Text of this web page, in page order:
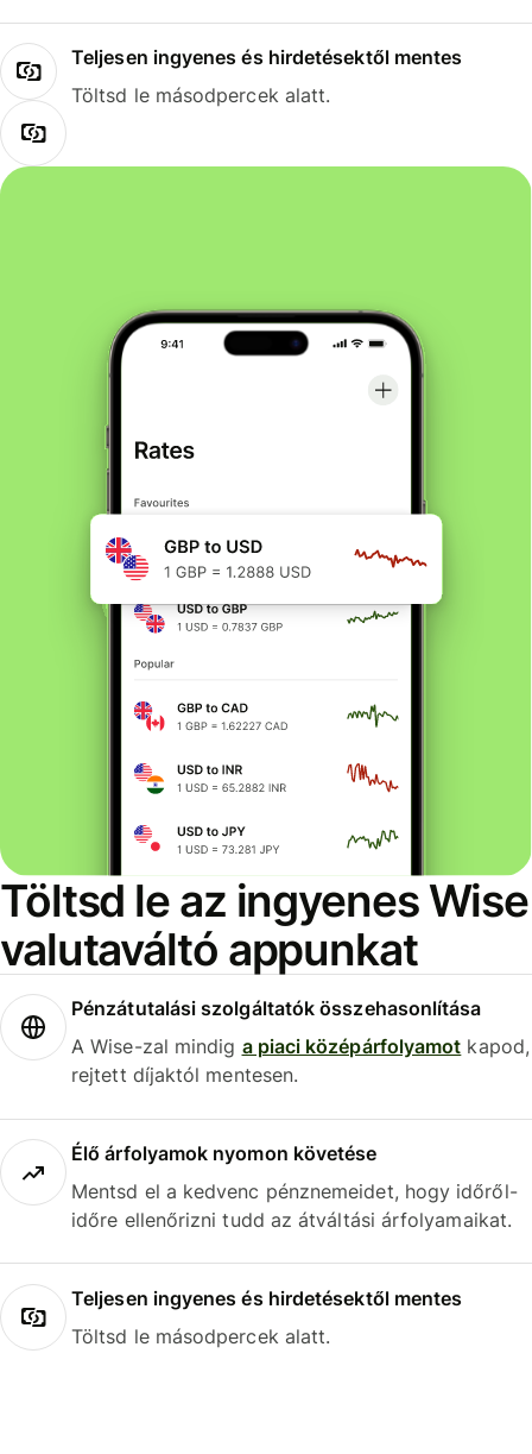
Teljesen ingyenes és hirdetésektől mentes
Töltsd le másodpercek alatt.
Töltsd le az ingyenes Wise
valutaváltó appunkat
Pénzátutalási szolgáltatók összehasonlítása
A Wise-zal mindig a piaci középárfolyamot kapod,
rejtett díjaktól mentesen.
Élő árfolyamok nyomon követése
Mentsd el a kedvenc pénznemeidet, hogy időről-
időre ellenőrizni tudd az átváltási árfolyamaikat.
Teljesen ingyenes és hirdetésektől mentes
Töltsd le másodpercek alatt.